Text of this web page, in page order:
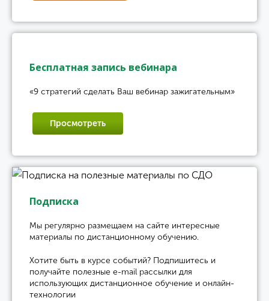
Бесплатная запись вебинара
«9 стратегий сделать Ваш вебинар зажигательным»
Просмотреть
Подписка
Мы регулярно размещаем на сайте интересные
материалы по дистанционному обучению.
Хотите быть в курсе событий? Подпишитесь и
получайте полезные e-mail рассылки для
использующих дистанционное обучение и онлайн-
технологии